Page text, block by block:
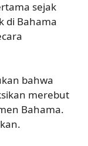
sejak
di Bahama
bahwa
merebut
Bahama.